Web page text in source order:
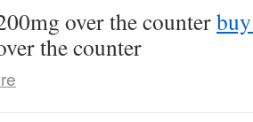
over the counter
the counter